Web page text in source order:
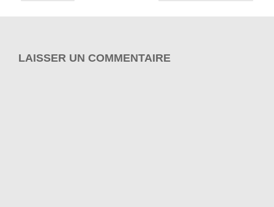
LAISSER UN COMMENTAIRE